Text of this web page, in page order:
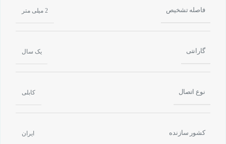
فاصله تشخیص 2 میلی متر
گارانتی یک سال
نوع اتصال کابلی
کشور سازنده ایران